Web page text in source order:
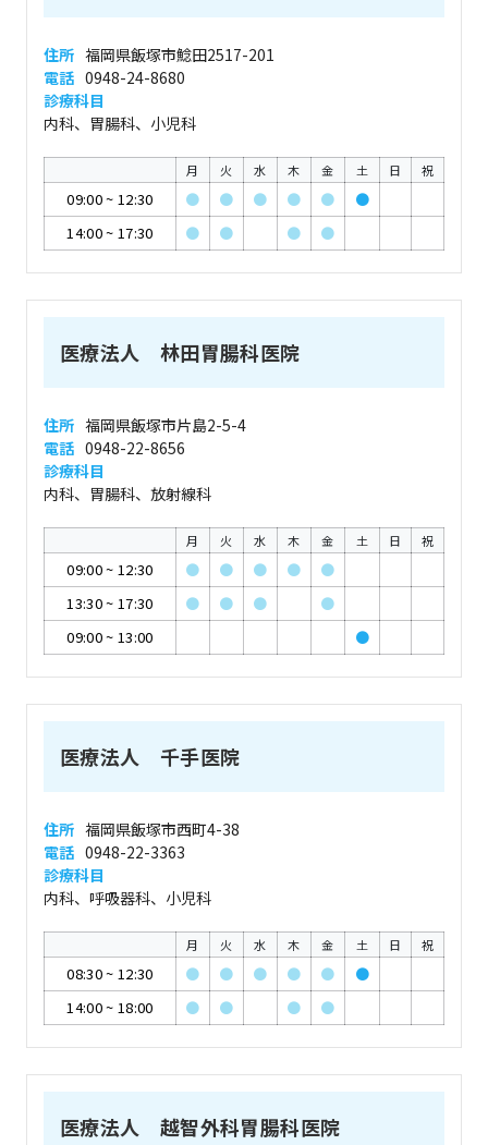
住所 福岡県飯塚市鯰田2517-201
電話 0948-24-8680
診療科目
内科、胃腸科、小児科
月 火 水 木 金 土 日 祝
09:00~ 12:30 ● ● ● ● ●
●
14:00~ 17:30 ● ● ● ●
医療法人 林田胃腸科医院
住所 福岡県飯塚市片島2-5-4
電話 0948-22-8656
診療科目
内科、胃腸科、放射線科
月 火 水 木 金 土 日 祝
09:00~ 12:30 ● ● ● ●
●
13:30~ 17:30 ● ● ●
●
09:00~ 13:00 ●
医療法人 千手医院
住所 福岡県飯塚市西町4-38
電話 0948-22-3363
診療科目
内科、呼吸器科、小児科
月 火 水 木 金 土 日 祝
08:30~ 12:30 ● ● ● ● ●
●
14:00~ 18:00 ● ● ● ●
医療法人 越智外科胃腸科医院